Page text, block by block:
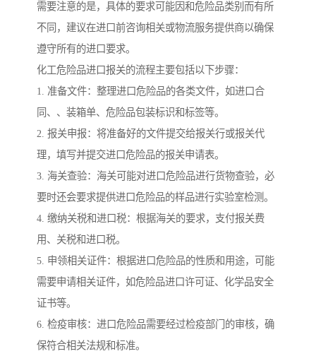
需要注意的是，具体的要求可能因和危险品类别而有所
不同，建议在进口前咨询相关或物流服务提供商以确保
遵守所有的进口要求。
化工危险品进口报关的流程主要包括以下步骤：
1. 准备文件：整理进口危险品的各类文件，如进口合
同、、装箱单、危险品包装标识和标签等。
2. 报关申报：将准备好的文件提交给报关行或报关代
理，填写并提交进口危险品的报关申请表。
3. 海关查验：海关可能对进口危险品进行货物查验，必
要时还会要求提供进口危险品的样品进行实验室检测。
4. 缴纳关税和进口税：根据海关的要求，支付报关费
用、关税和进口税。
5. 申领相关证件：根据进口危险品的性质和用途，可能
需要申请相关证件，如危险品进口许可证、化学品安全
证书等。
6. 检疫审核：进口危险品需要经过检疫部门的审核，确
保符合相关法规和标准。